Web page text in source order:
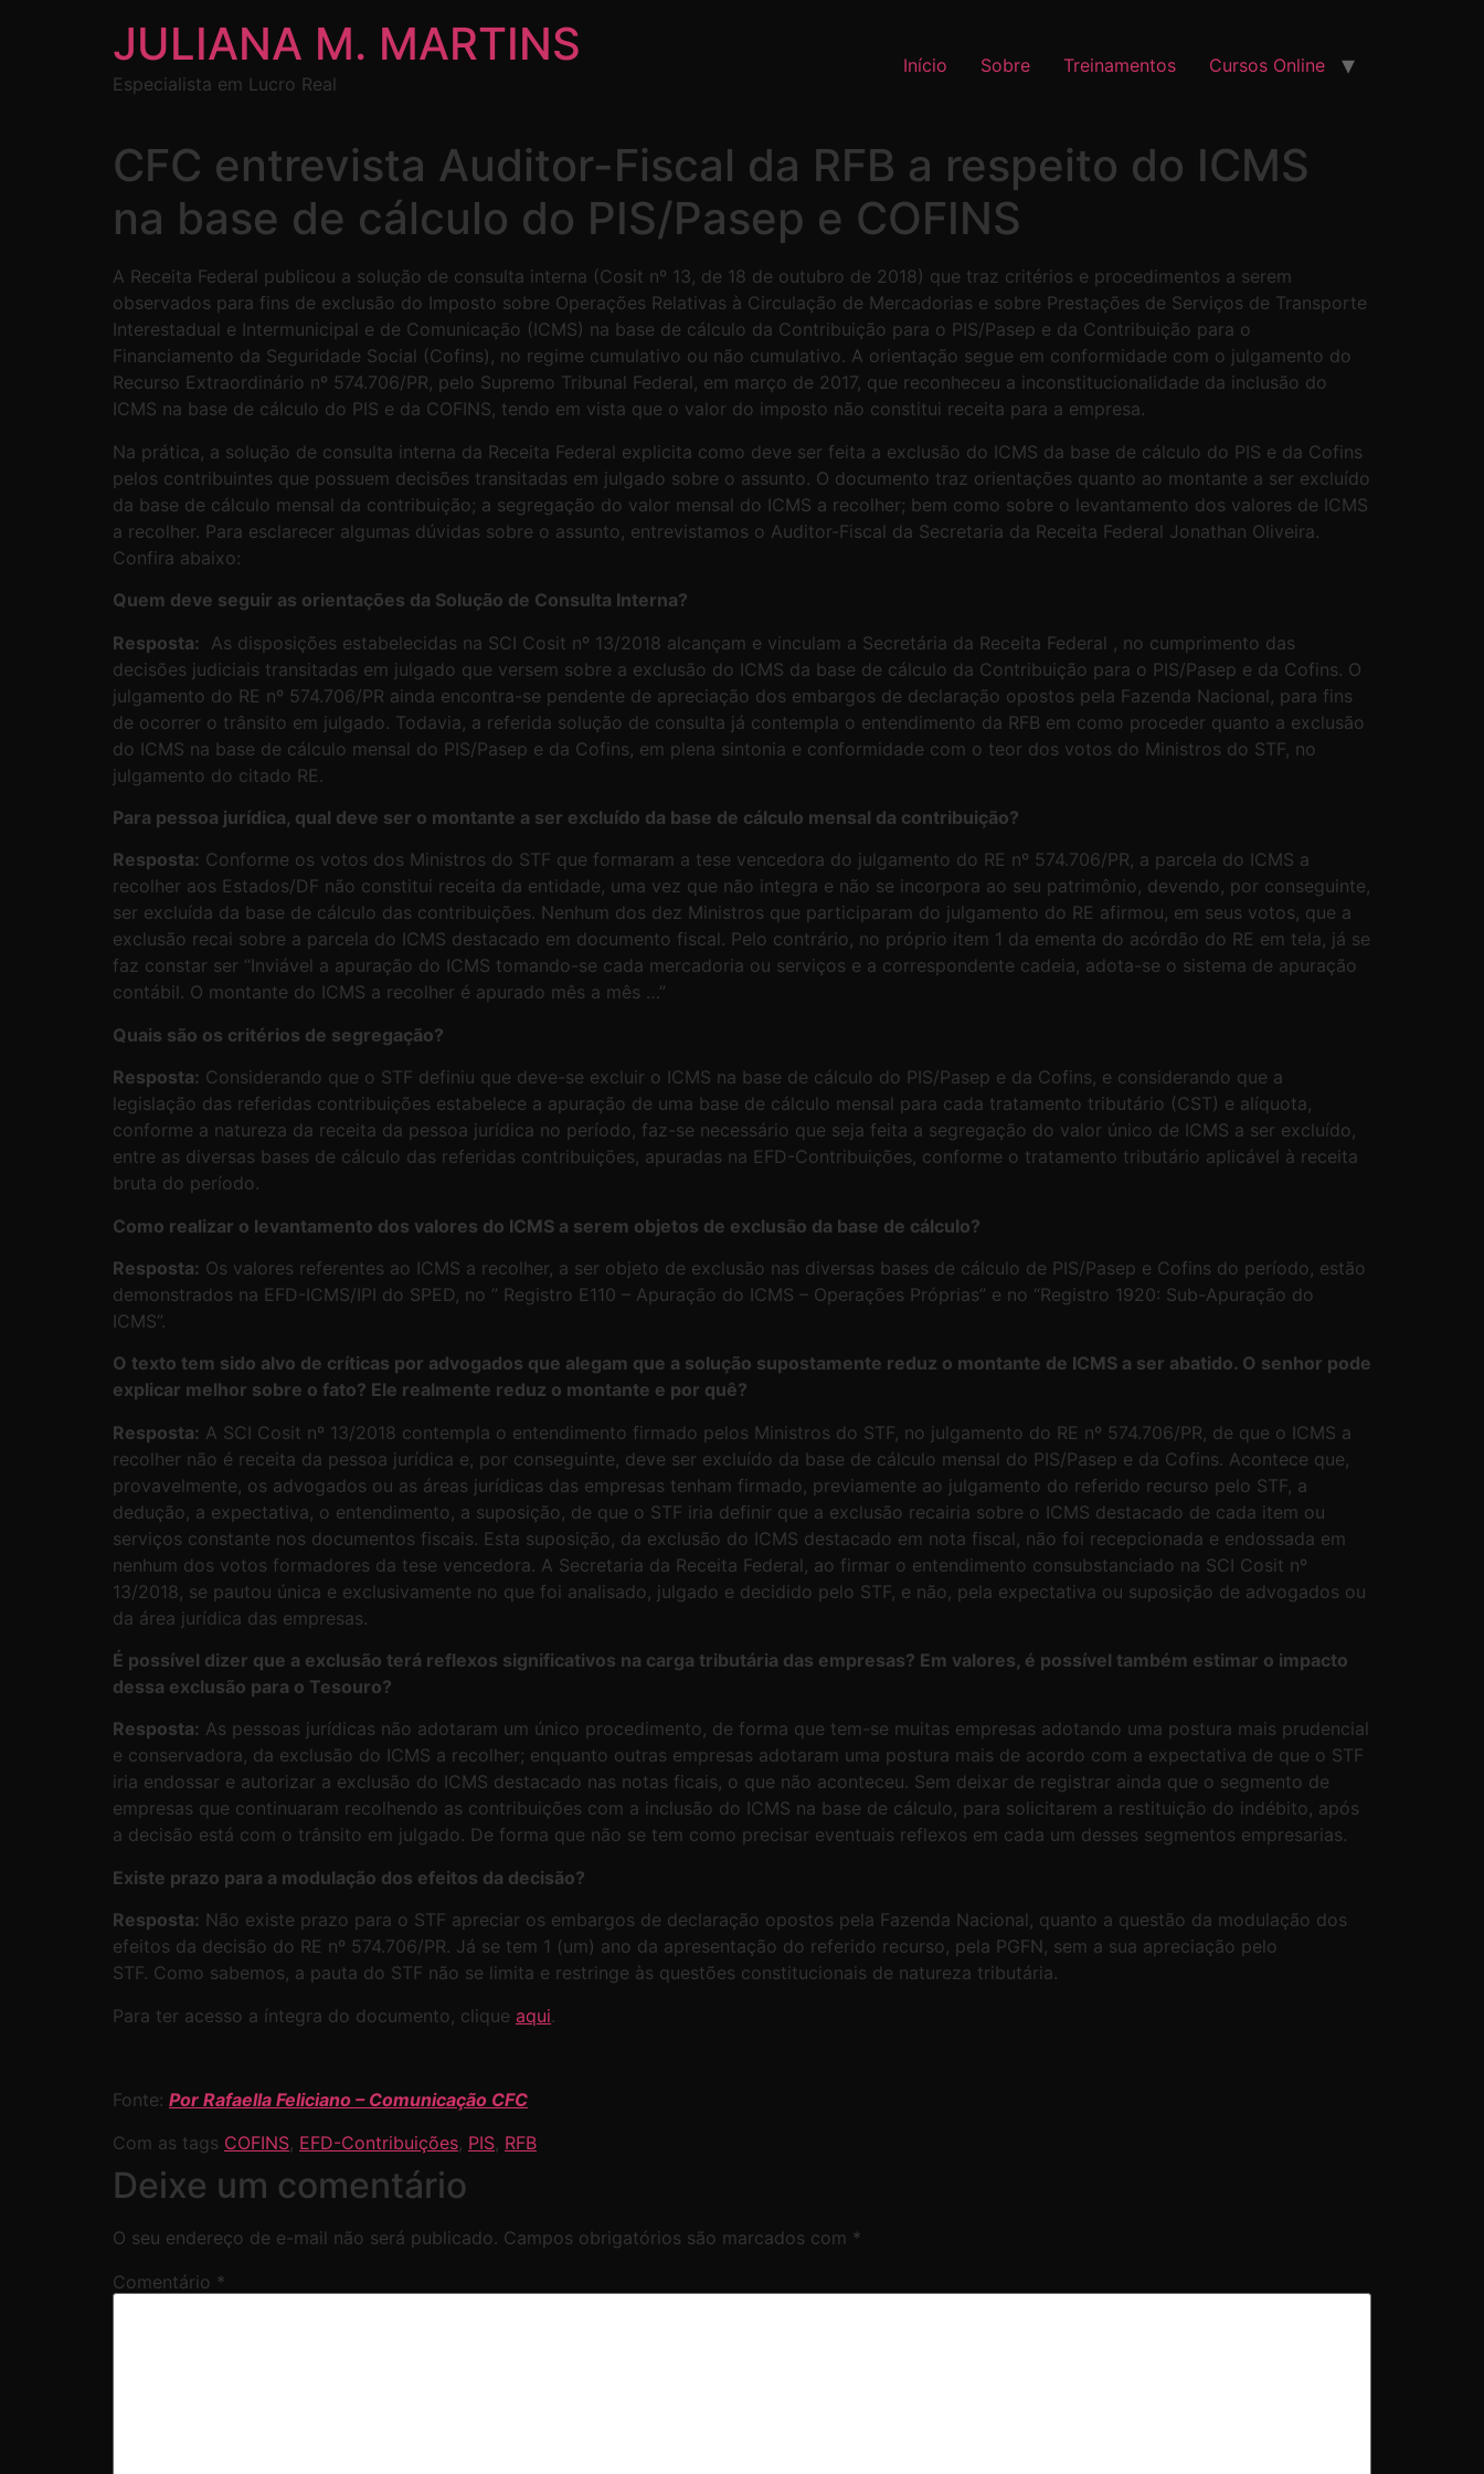
JULIANA M. MARTINS
Especialista em Lucro Real
Início Sobre Treinamentos Cursos Online
CFC entrevista Auditor-Fiscal da RFB a respeito do ICMS
na base de cálculo do PIS/Pasep e COFINS
A Receita Federal publicou a solução de consulta interna (Cosit nº 13, de 18 de outubro de 2018) que traz critérios e procedimentos a serem
observados para fins de exclusão do Imposto sobre Operações Relativas à Circulação de Mercadorias e sobre Prestações de Serviços de Transporte
Interestadual e Intermunicipal e de Comunicação (ICMS) na base de cálculo da Contribuição para o PIS/Pasep e da Contribuição para o
Financiamento da Seguridade Social (Cofins), no regime cumulativo ou não cumulativo. A orientação segue em conformidade com o julgamento do
Recurso Extraordinário nº 574.706/PR, pelo Supremo Tribunal Federal, em março de 2017, que reconheceu a inconstitucionalidade da inclusão do
ICMS na base de cálculo do PIS e da COFINS, tendo em vista que o valor do imposto não constitui receita para a empresa.
Na prática, a solução de consulta interna da Receita Federal explicita como deve ser feita a exclusão do ICMS da base de cálculo do PIS e da Cofins
pelos contribuintes que possuem decisões transitadas em julgado sobre o assunto. O documento traz orientações quanto ao montante a ser excluído
da base de cálculo mensal da contribuição; a segregação do valor mensal do ICMS a recolher; bem como sobre o levantamento dos valores de ICMS
a recolher. Para esclarecer algumas dúvidas sobre o assunto, entrevistamos o Auditor-Fiscal da Secretaria da Receita Federal Jonathan Oliveira.
Confira abaixo:
Quem deve seguir as orientações da Solução de Consulta Interna?
Resposta: As disposições estabelecidas na SCI Cosit nº 13/2018 alcançam e vinculam a Secretária da Receita Federal , no cumprimento das
decisões judiciais transitadas em julgado que versem sobre a exclusão do ICMS da base de cálculo da Contribuição para o PIS/Pasep e da Cofins. O
julgamento do RE nº 574.706/PR ainda encontra-se pendente de apreciação dos embargos de declaração opostos pela Fazenda Nacional, para fins
de ocorrer o trânsito em julgado. Todavia, a referida solução de consulta já contempla o entendimento da RFB em como proceder quanto a exclusão
do ICMS na base de cálculo mensal do PIS/Pasep e da Cofins, em plena sintonia e conformidade com o teor dos votos do Ministros do STF, no
julgamento do citado RE.
Para pessoa jurídica, qual deve ser o montante a ser excluído da base de cálculo mensal da contribuição?
Resposta: Conforme os votos dos Ministros do STF que formaram a tese vencedora do julgamento do RE nº 574.706/PR, a parcela do ICMS a
recolher aos Estados/DF não constitui receita da entidade, uma vez que não integra e não se incorpora ao seu patrimônio, devendo, por conseguinte,
ser excluída da base de cálculo das contribuições. Nenhum dos dez Ministros que participaram do julgamento do RE afirmou, em seus votos, que a
exclusão recai sobre a parcela do ICMS destacado em documento fiscal. Pelo contrário, no próprio item 1 da ementa do acórdão do RE em tela, já se
faz constar ser “Inviável a apuração do ICMS tomando-se cada mercadoria ou serviços e a correspondente cadeia, adota-se o sistema de apuração
contábil. O montante do ICMS a recolher é apurado mês a mês …”
Quais são os critérios de segregação?
Resposta: Considerando que o STF definiu que deve-se excluir o ICMS na base de cálculo do PIS/Pasep e da Cofins, e considerando que a
legislação das referidas contribuições estabelece a apuração de uma base de cálculo mensal para cada tratamento tributário (CST) e alíquota,
conforme a natureza da receita da pessoa jurídica no período, faz-se necessário que seja feita a segregação do valor único de ICMS a ser excluído,
entre as diversas bases de cálculo das referidas contribuições, apuradas na EFD-Contribuições, conforme o tratamento tributário aplicável à receita
bruta do período.
Como realizar o levantamento dos valores do ICMS a serem objetos de exclusão da base de cálculo?
Resposta: Os valores referentes ao ICMS a recolher, a ser objeto de exclusão nas diversas bases de cálculo de PIS/Pasep e Cofins do período, estão
demonstrados na EFD-ICMS/IPI do SPED, no ” Registro E110 – Apuração do ICMS – Operações Próprias” e no “Registro 1920: Sub-Apuração do
ICMS”.
O texto tem sido alvo de críticas por advogados que alegam que a solução supostamente reduz o montante de ICMS a ser abatido. O senhor pode
explicar melhor sobre o fato? Ele realmente reduz o montante e por quê?
Resposta: A SCI Cosit nº 13/2018 contempla o entendimento firmado pelos Ministros do STF, no julgamento do RE nº 574.706/PR, de que o ICMS a
recolher não é receita da pessoa jurídica e, por conseguinte, deve ser excluído da base de cálculo mensal do PIS/Pasep e da Cofins. Acontece que,
provavelmente, os advogados ou as áreas jurídicas das empresas tenham firmado, previamente ao julgamento do referido recurso pelo STF, a
dedução, a expectativa, o entendimento, a suposição, de que o STF iria definir que a exclusão recairia sobre o ICMS destacado de cada item ou
serviços constante nos documentos fiscais. Esta suposição, da exclusão do ICMS destacado em nota fiscal, não foi recepcionada e endossada em
nenhum dos votos formadores da tese vencedora. A Secretaria da Receita Federal, ao firmar o entendimento consubstanciado na SCI Cosit nº
13/2018, se pautou única e exclusivamente no que foi analisado, julgado e decidido pelo STF, e não, pela expectativa ou suposição de advogados ou
da área jurídica das empresas.
É possível dizer que a exclusão terá reflexos significativos na carga tributária das empresas? Em valores, é possível também estimar o impacto
dessa exclusão para o Tesouro?
Resposta: As pessoas jurídicas não adotaram um único procedimento, de forma que tem-se muitas empresas adotando uma postura mais prudencial
e conservadora, da exclusão do ICMS a recolher; enquanto outras empresas adotaram uma postura mais de acordo com a expectativa de que o STF
iria endossar e autorizar a exclusão do ICMS destacado nas notas ficais, o que não aconteceu. Sem deixar de registrar ainda que o segmento de
empresas que continuaram recolhendo as contribuições com a inclusão do ICMS na base de cálculo, para solicitarem a restituição do indébito, após
a decisão está com o trânsito em julgado. De forma que não se tem como precisar eventuais reflexos em cada um desses segmentos empresarias.
Existe prazo para a modulação dos efeitos da decisão?
Resposta: Não existe prazo para o STF apreciar os embargos de declaração opostos pela Fazenda Nacional, quanto a questão da modulação dos
efeitos da decisão do RE nº 574.706/PR. Já se tem 1 (um) ano da apresentação do referido recurso, pela PGFN, sem a sua apreciação pelo
STF. Como sabemos, a pauta do STF não se limita e restringe às questões constitucionais de natureza tributária.
Para ter acesso a íntegra do documento, clique aqui.
Fonte: Por Rafaella Feliciano – Comunicação CFC
Com as tags COFINS EFD-Contribuições PIS RFB
Deixe um comentário
O seu endereço de e-mail não será publicado. Campos obrigatórios são marcados com *
Comentário *